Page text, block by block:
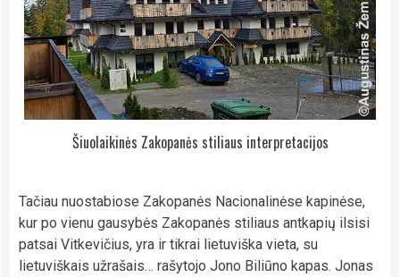
Šiuolaikinės Zakopanės stiliaus interpretacijos
Tačiau nuostabiose Zakopanės Nacionalinėse kapinėse,
kur po vienu gausybės Zakopanės stiliaus antkapių ilsisi
patsai Vitkevičius, yra ir tikrai lietuviška vieta, su
lietuviškais užrašais… rašytojo Jono Biliūno kapas. Jonas